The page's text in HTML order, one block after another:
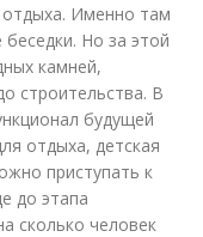
отдыха. Именно там
Но за этой
камней,
строительства. В
будущей
отдыха, детская
приступать к
до этапа
сколько человек